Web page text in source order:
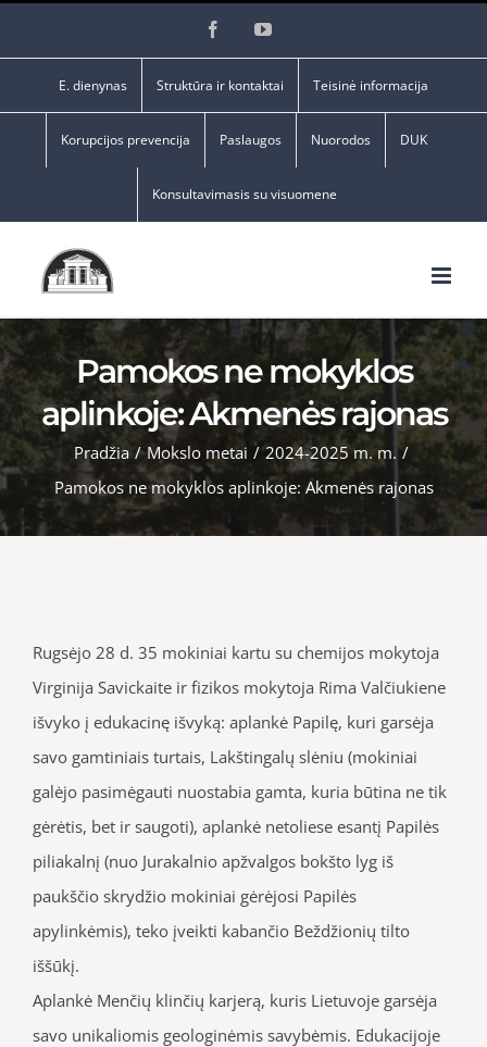
FacebookYouTube
E. dienynas Struktūra ir kontaktai Teisinė informacija
Korupcijos prevencija Paslaugos Nuorodos DUK
Konsultavimasis su visuomene
Pamokos ne mokyklos
aplinkoje: Akmenės rajonas
Pradžia / Mokslo metai / 2024-2025 m. m. /
Pamokos ne mokyklos aplinkoje: Akmenės rajonas
Rugsėjo 28 d. 35 mokiniai kartu su chemijos mokytoja
Virginija Savickaite ir fizikos mokytoja Rima Valčiukiene
išvyko į edukacinę išvyką: aplankė Papilę, kuri garsėja
savo gamtiniais turtais, Lakštingalų slėniu (mokiniai
galėjo pasimėgauti nuostabia gamta, kuria būtina ne tik
gėrėtis, bet ir saugoti), aplankė netoliese esantį Papilės
piliakalnį (nuo Jurakalnio apžvalgos bokšto lyg iš
paukščio skrydžio mokiniai gėrėjosi Papilės
apylinkėmis), teko įveikti kabančio Beždžionių tilto
iššūkį.
Aplankė Menčių klinčių karjerą, kuris Lietuvoje garsėja
savo unikaliomis geologinėmis savybėmis. Edukacijoje